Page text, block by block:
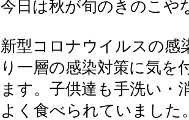
今日は秋が旬のきのこや
新型コロナウイルスの感
り一層の感染対策に気を
ます。子供達も手洗い・
よく食べられていました